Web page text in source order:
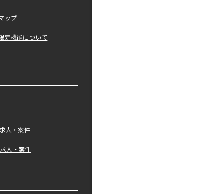
ップ
定機能について
人・案件
人・案件